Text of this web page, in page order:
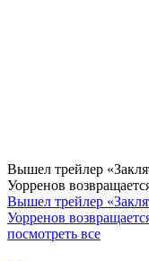
Вышел трейлер
Уорренов
Вышел трейлер
Уорренов
посмотреть все